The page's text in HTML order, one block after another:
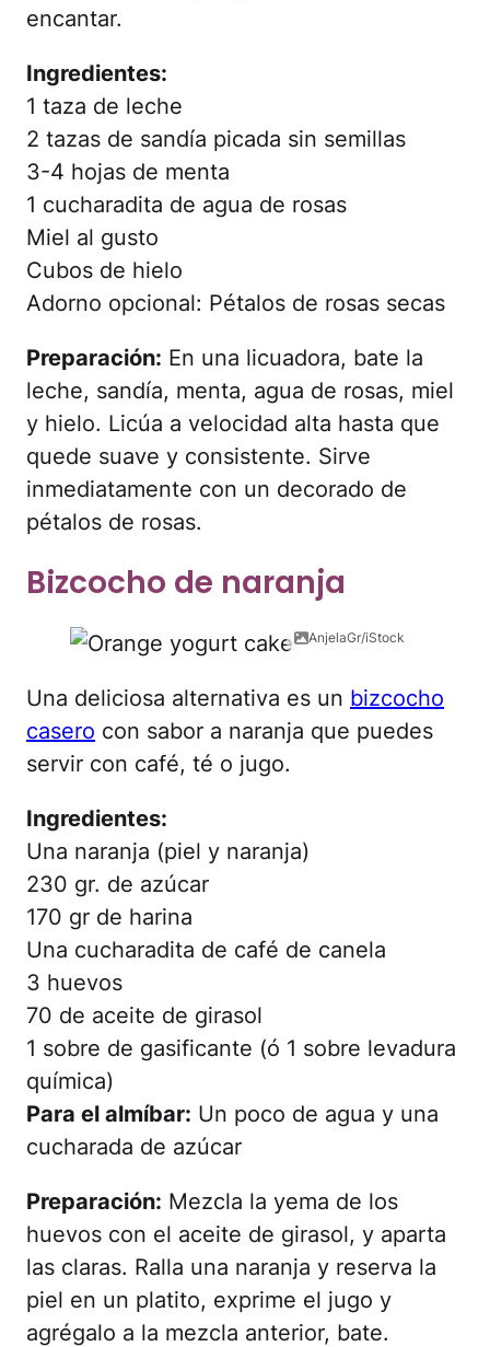
encantar.
Ingredientes:
1 taza de leche
2 tazas de sandía picada sin semillas
3-4 hojas de menta
1 cucharadita de agua de rosas
Miel al gusto
Cubos de hielo
Adorno opcional: Pétalos de rosas secas
Preparación: En una licuadora, bate la
leche, sandía, menta, agua de rosas, miel
y hielo. Licúa a velocidad alta hasta que
quede suave y consistente. Sirve
inmediatamente con un decorado de
pétalos de rosas.
Bizcocho de naranja
AnjelaGr/iStock
Una deliciosa alternativa es un bizcocho
casero con sabor a naranja que puedes
servir con café, té o jugo.
Ingredientes:
Una naranja (piel y naranja)
230 gr. de azúcar
170 gr de harina
Una cucharadita de café de canela
3 huevos
70 de aceite de girasol
1 sobre de gasificante (ó 1 sobre levadura
química)
Para el almíbar: Un poco de agua y una
cucharada de azúcar
Preparación: Mezcla la yema de los
huevos con el aceite de girasol, y aparta
las claras. Ralla una naranja y reserva la
piel en un platito, exprime el jugo y
agrégalo a la mezcla anterior, bate.